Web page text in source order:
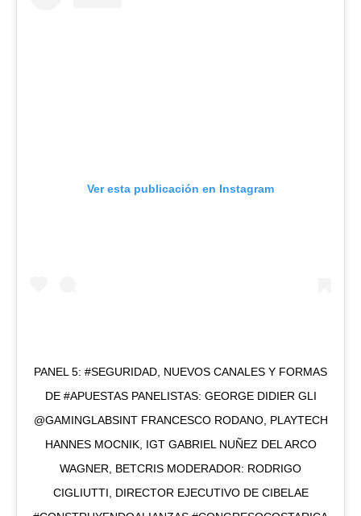
Ver esta publicación en Instagram
PANEL 5: #SEGURIDAD, NUEVOS CANALES Y FORMAS
DE #APUESTAS PANELISTAS: GEORGE DIDIER GLI
@GAMINGLABSINT FRANCESCO RODANO, PLAYTECH
HANNES MOCNIK, IGT GABRIEL NUÑEZ DEL ARCO
WAGNER, BETCRIS MODERADOR: RODRIGO
CIGLIUTTI, DIRECTOR EJECUTIVO DE CIBELAE